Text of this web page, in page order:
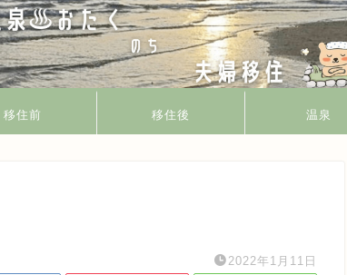
移住前 移住後 温泉
2022年1月11日